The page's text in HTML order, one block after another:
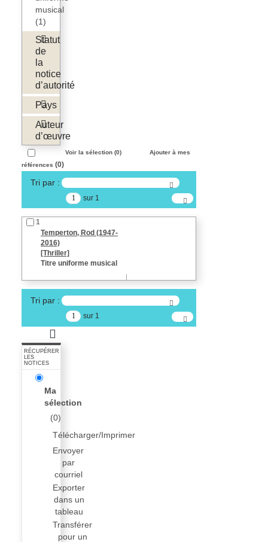
musical
(1)
Statut
de
la
notice
d’autorité
Pays
Auteur
d’œuvre
Voir la sélection (0)
Ajouter à mes
références (0)
Tri par :
sur 1
1
Temperton, Rod (1947-
2016)
[Thriller]
Titre uniforme musical
Tri par :
sur 1
RÉCUPÉRER
LES
NOTICES
Ma
sélection
(0)
Télécharger/Imprimer
Envoyer
par
courriel
Exporter
dans un
tableau
Transférer
pour un